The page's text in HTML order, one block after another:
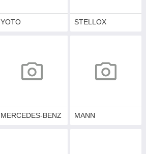
YOTO STELLOX
MERCEDES-BENZ MANN